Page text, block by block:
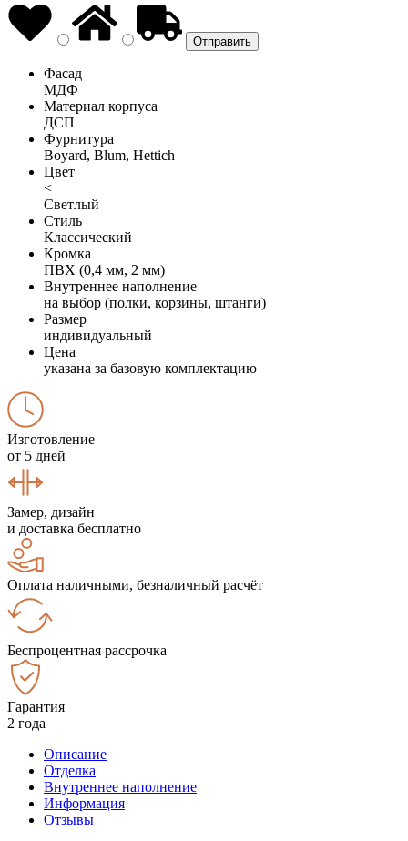
Фасад
МДФ
Материал корпуса
ДСП
Фурнитура
Boyard, Blum, Hettich
Цвет
<
Светлый
Стиль
Классический
Кромка
ПВХ (0,4 мм, 2 мм)
Внутреннее наполнение
на выбор (полки, корзины, штанги)
Размер
индивидуальный
Цена
указана за базовую комплектацию
Изготовление
от 5 дней
Замер, дизайн
и доставка бесплатно
Оплата наличными, безналичный расчёт
Беспроцентная рассрочка
Гарантия
2 года
Описание
Отделка
Внутреннее наполнение
Информация
Отзывы